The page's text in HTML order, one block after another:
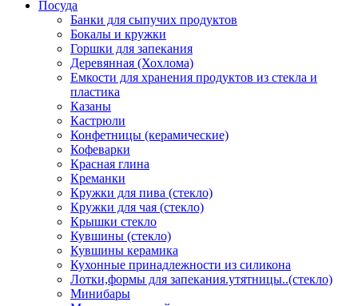
Посуда
Банки для сыпучих продуктов
Бокалы и кружки
Горшки для запекания
Деревянная (Хохлома)
Емкости для хранения продуктов из стекла и
пластика
Казаны
Кастрюли
Конфетницы (керамические)
Кофеварки
Красная глина
Креманки
Кружки для пива (стекло)
Кружки для чая (стекло)
Крышки стекло
Кувшины (стекло)
Кувшины керамика
Кухонные принадлежности из силикона
Лотки,формы для запекания.утятницы..(стекло)
Минибары